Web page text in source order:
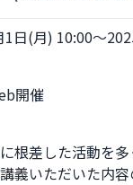
1日(月) 10:00～
根差した活動を
義いただいた内容